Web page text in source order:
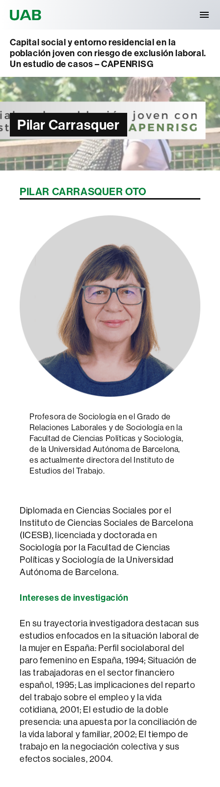
Capital social y entorno residencial en la
población joven con riesgo de exclusión laboral.
Un estudio de casos – CAPENRISG
Pilar Carrasquer
PILAR CARRASQUER OTO
Profesora de Sociología en el Grado de
Relaciones Laborales y de Sociología en la
Facultad de Ciencias Políticas y Sociología,
de la Universidad Autónoma de Barcelona,
es actualmente directora del Instituto de
Estudios del Trabajo.
Diplomada en Ciencias Sociales por el
Instituto de Ciencias Sociales de Barcelona
(ICESB), licenciada y doctorada en
Sociología por la Facultad de Ciencias
Políticas y Sociología de la Universidad
Autónoma de Barcelona.
Intereses de investigación
En su trayectoria investigadora destacan sus
estudios enfocados en la situación laboral de
la mujer en España: Perfil sociolaboral del
paro femenino en España, 1994; Situación de
las trabajadoras en el sector financiero
español, 1995; Las implicaciones del reparto
del trabajo sobre el empleo y la vida
cotidiana, 2001; El estudio de la doble
presencia: una apuesta por la conciliación de
la vida laboral y familiar, 2002; El tiempo de
trabajo en la negociación colectiva y sus
efectos sociales, 2004.